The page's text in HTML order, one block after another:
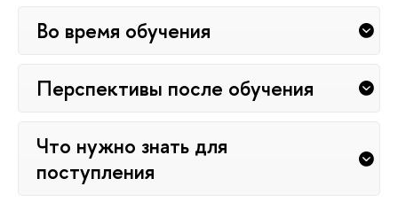
Во время обучения
Перспективы после обучения
Что нужно знать для
поступления